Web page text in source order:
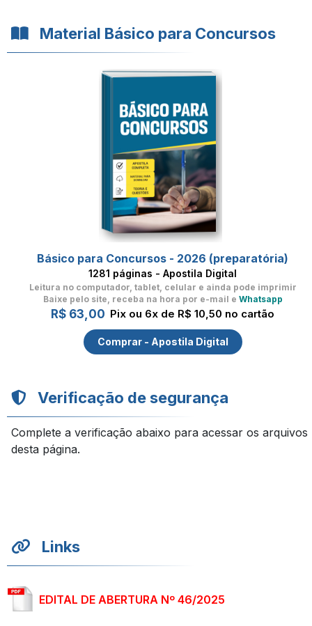
Material Básico para Concursos
Básico para Concursos - 2026 (preparatória)
1281 páginas - Apostila Digital
Leitura no computador, tablet, celular e ainda pode imprimir
Baixe pelo site, receba na hora por e-mail e Whatsapp
R$ 63,00 Pix ou 6x de R$ 10,50 no cartão
Comprar - Apostila Digital
Verificação de segurança
Complete a verificação abaixo para acessar os arquivos
desta página.
Links
EDITAL DE ABERTURA Nº 46/2025